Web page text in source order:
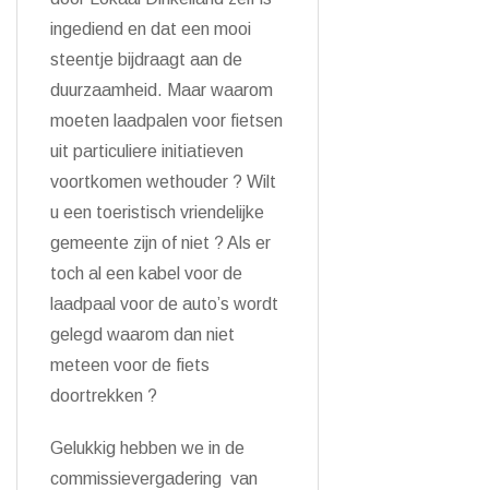
ingediend en dat een mooi
steentje bijdraagt aan de
duurzaamheid. Maar waarom
moeten laadpalen voor fietsen
uit particuliere initiatieven
voortkomen wethouder ? Wilt
u een toeristisch vriendelijke
gemeente zijn of niet ? Als er
toch al een kabel voor de
laadpaal voor de auto’s wordt
gelegd waarom dan niet
meteen voor de fiets
doortrekken ?
Gelukkig hebben we in de
commissievergadering van